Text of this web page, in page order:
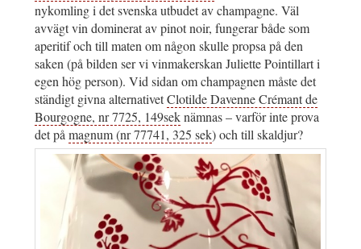
nykomling i det svenska utbudet av champagne. Väl
avvägt vin dominerat av pinot noir, fungerar både som
aperitif och till maten om någon skulle propsa på den
saken (på bilden ser vi vinmakerskan Juliette Pointillart i
egen hög person). Vid sidan om champagnen måste det
ständigt givna alternativetClotilde Davenne Crémant de
Bourgogne, nr 7725, 149seknämnas – varför inte prova
det på magnum (nr 77741, 325 sek) och till skaldjur?